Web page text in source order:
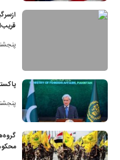
پنجشنبه 8
پنجشنبه 8